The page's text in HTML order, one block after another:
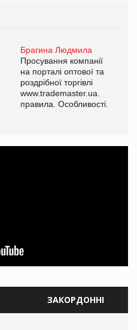
Брагина Людмила
Просування компанії
на порталі оптової та
роздрібної торгівлі
www.trademaster.ua.
правила. Особливості.
ЗАКОРДОННІ